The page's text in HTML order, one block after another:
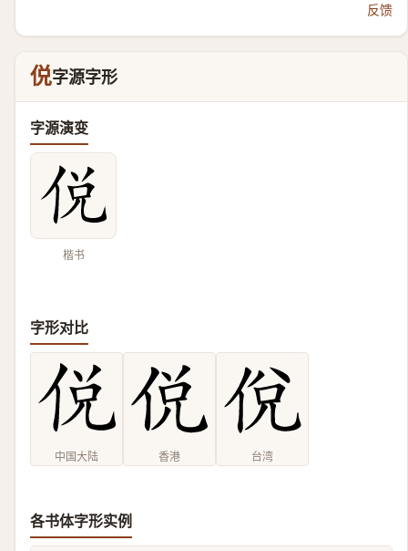
反馈
侻字源字形
字源演变
楷书
字形对比
中国大陆 香港 台湾
各书体字形实例